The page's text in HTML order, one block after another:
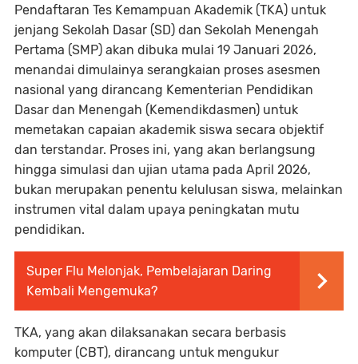
Pendaftaran Tes Kemampuan Akademik (TKA) untuk
jenjang Sekolah Dasar (SD) dan Sekolah Menengah
Pertama (SMP) akan dibuka mulai 19 Januari 2026,
menandai dimulainya serangkaian proses asesmen
nasional yang dirancang Kementerian Pendidikan
Dasar dan Menengah (Kemendikdasmen) untuk
memetakan capaian akademik siswa secara objektif
dan terstandar. Proses ini, yang akan berlangsung
hingga simulasi dan ujian utama pada April 2026,
bukan merupakan penentu kelulusan siswa, melainkan
instrumen vital dalam upaya peningkatan mutu
pendidikan.
Super Flu Melonjak, Pembelajaran Daring
Kembali Mengemuka?
TKA, yang akan dilaksanakan secara berbasis
komputer (CBT), dirancang untuk mengukur